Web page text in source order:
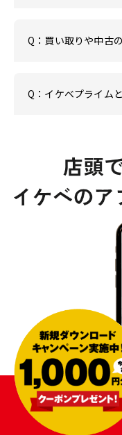
Q：買い取りや中古
Q：イケベプライム